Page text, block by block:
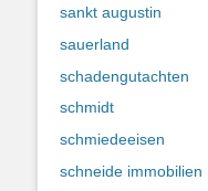
sankt augustin
sauerland
schadengutachten
schmidt
schmiedeeisen
schneide immobilien